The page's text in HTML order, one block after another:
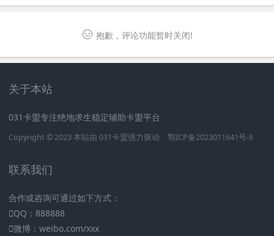
抱歉，评论功能暂时关闭!
关于本站
031卡盟专注绝地求生稳定辅助卡盟平台
Copyright © 2023 本站由 031卡盟强力驱动 鄂ICP备2023011641号-6
联系我们
合作或咨询可通过如下方式：
QQ：888888
微博：weibo.com/xxx